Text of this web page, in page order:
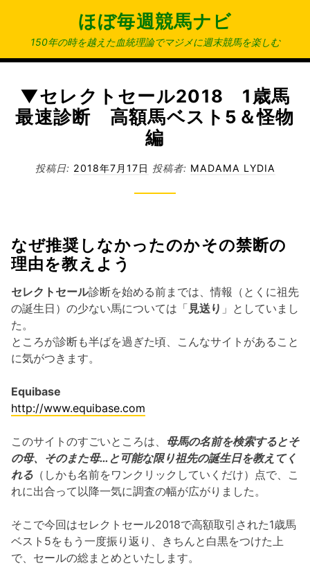
ン
ほぼ毎週競馬ナビ
150年の時を越えた血統理論でマジメに週末競馬を楽しむ
▼セレクトセール2018 1歳馬
最速診断 高額馬ベスト5＆怪物
編
投稿日: 2018年7月17日 投稿者: MADAMA LYDIA
なぜ推奨しなかったのかその禁断の
理由を教えよう
セレクトセール診断を始める前までは、情報（とくに祖先
の誕生日）の少ない馬については「 見送り 」としていまし
た。
ところが診断も半ばを過ぎた頃、こんなサイトがあること
に気がつきます。
Equibase
http://www.equibase.com
このサイトのすごいところは、 母馬の名前を検索するとそ
の母、そのまた母…と可能な限り祖先の誕生日を教えてく
れる （しかも名前をワンクリックしていくだけ）点で、こ
れに出合って以降一気に調査の幅が広がりました。
そこで今回はセレクトセール2018で高額取引された1歳馬
ベスト5をもう一度振り返り、きちんと白黒をつけた上
で、セールの総まとめといたします。